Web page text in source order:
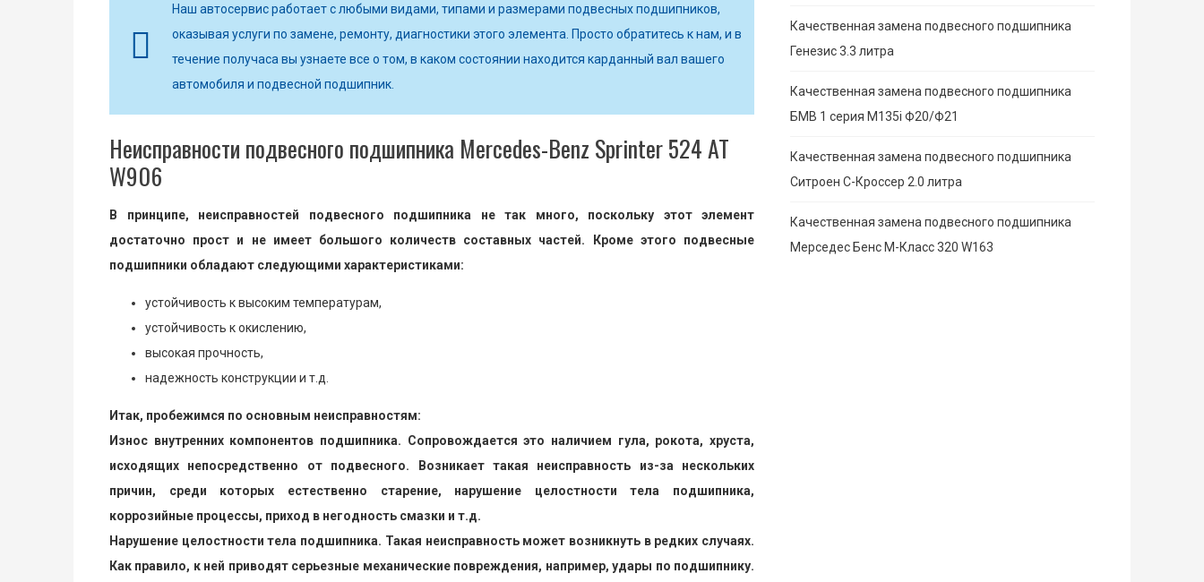
Наш автосервис работает с любыми видами, типами и размерами подвесных подшипников,
оказывая услуги по замене, ремонту, диагностики этого элемента. Просто обратитесь к нам, и в
течение получаса вы узнаете все о том, в каком состоянии находится карданный вал вашего
автомобиля и подвесной подшипник.
Неисправности подвесного подшипника Mercedes-Benz Sprinter 524 AT
W906
В принципе, неисправностей подвесного подшипника не так много, поскольку этот элемент
достаточно прост и не имеет большого количеств составных частей. Кроме этого подвесные
подшипники обладают следующими характеристиками:
устойчивость к высоким температурам,
устойчивость к окислению,
высокая прочность,
надежность конструкции и т.д.
Итак, пробежимся по основным неисправностям:
Износ внутренних компонентов подшипника. Сопровождается это наличием гула, рокота, хруста,
исходящих непосредственно от подвесного. Возникает такая неисправность из-за нескольких
причин, среди которых естественно старение, нарушение целостности тела подшипника,
коррозийные процессы, приход в негодность смазки и т.д.
Нарушение целостности тела подшипника. Такая неисправность может возникнуть в редких случаях.
Как правило, к ней приводят серьезные механические повреждения, например, удары по подшипнику.
Качественная замена подвесного подшипника
Генезис 3.3 литра
Качественная замена подвесного подшипника
БМВ 1 серия M135i Ф20/Ф21
Качественная замена подвесного подшипника
Ситроен С-Кроссер 2.0 литра
Качественная замена подвесного подшипника
Мерседес Бенс М-Класс 320 W163